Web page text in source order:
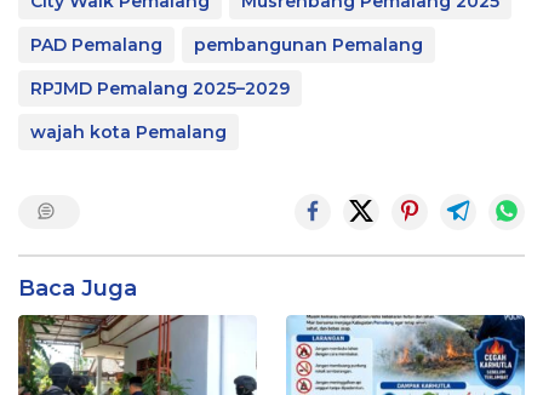
PAD Pemalang
pembangunan Pemalang
RPJMD Pemalang 2025–2029
wajah kota Pemalang
Baca Juga